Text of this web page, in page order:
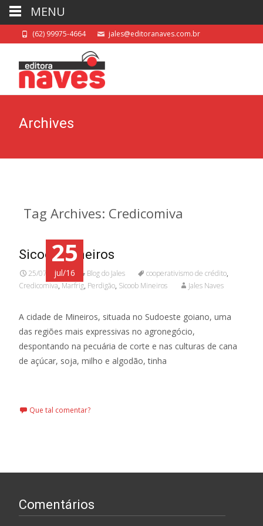
(62) 99975-4664 jales@editoranaves.com.br
Archives
Tag Archives: Credicomiva
25
jul/16
Sicoob Mineiros
25/07/2016 Blog do Jales cooperativismo de crédito,
Credicomiva, Marfrig, Perdigão, Sicoob Mineiros Jales Naves
A cidade de Mineiros, situada no Sudoeste goiano, uma
das regiões mais expressivas no agronegócio,
despontando na pecuária de corte e nas culturas de cana
de açúcar, soja, milho e algodão, tinha
Que tal comentar?
Comentários
MENU